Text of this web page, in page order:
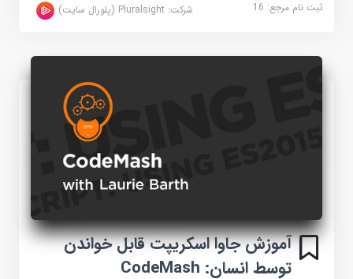
ثبت نام مرجع:16 شرکت:Pluralsight (پلورال سایت)
آموزش جاوا اسکریپت قابل خواندن
توسط انسان: CodeMash